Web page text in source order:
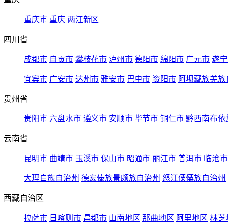
重庆市 重庆 两江新区
四川省
成都市 自贡市 攀枝花市 泸州市 德阳市 绵阳市 广元市 遂
宜宾市 广安市 达州市 雅安市 巴中市 资阳市 阿坝藏族羌族
贵州省
贵阳市 六盘水市 遵义市 安顺市 毕节市 铜仁市 黔西南布依
云南省
昆明市 曲靖市 玉溪市 保山市 昭通市 丽江市 普洱市 临沧市
大理白族自治州 德宏傣族景颇族自治州 怒江傈僳族自治州
西藏自治区
拉萨市 日喀则市 昌都市 山南地区 那曲地区 阿里地区 林芝